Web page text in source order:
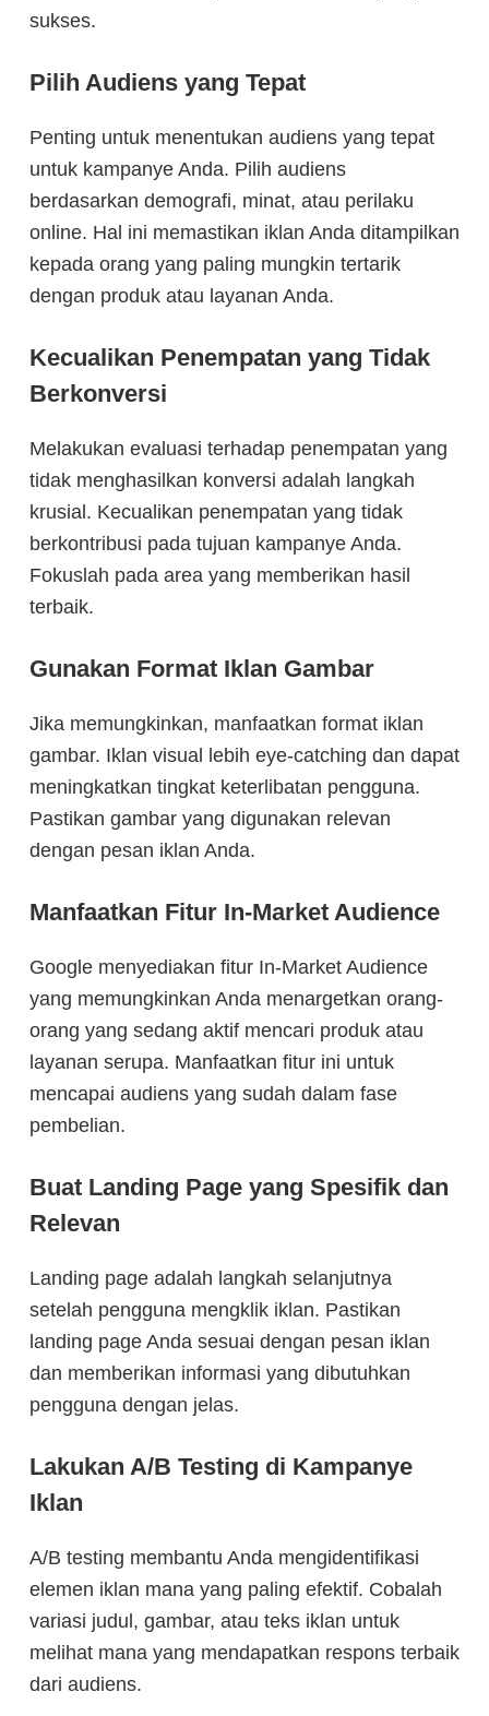
sukses.
Pilih Audiens yang Tepat
Penting untuk menentukan audiens yang tepat
untuk kampanye Anda. Pilih audiens
berdasarkan demografi, minat, atau perilaku
online. Hal ini memastikan iklan Anda ditampilkan
kepada orang yang paling mungkin tertarik
dengan produk atau layanan Anda.
Kecualikan Penempatan yang Tidak
Berkonversi
Melakukan evaluasi terhadap penempatan yang
tidak menghasilkan konversi adalah langkah
krusial. Kecualikan penempatan yang tidak
berkontribusi pada tujuan kampanye Anda.
Fokuslah pada area yang memberikan hasil
terbaik.
Gunakan Format Iklan Gambar
Jika memungkinkan, manfaatkan format iklan
gambar. Iklan visual lebih eye-catching dan dapat
meningkatkan tingkat keterlibatan pengguna.
Pastikan gambar yang digunakan relevan
dengan pesan iklan Anda.
Manfaatkan Fitur In-Market Audience
Google menyediakan fitur In-Market Audience
yang memungkinkan Anda menargetkan orang-
orang yang sedang aktif mencari produk atau
layanan serupa. Manfaatkan fitur ini untuk
mencapai audiens yang sudah dalam fase
pembelian.
Buat Landing Page yang Spesifik dan
Relevan
Landing page adalah langkah selanjutnya
setelah pengguna mengklik iklan. Pastikan
landing page Anda sesuai dengan pesan iklan
dan memberikan informasi yang dibutuhkan
pengguna dengan jelas.
Lakukan A/B Testing di Kampanye
Iklan
A/B testing membantu Anda mengidentifikasi
elemen iklan mana yang paling efektif. Cobalah
variasi judul, gambar, atau teks iklan untuk
melihat mana yang mendapatkan respons terbaik
dari audiens.